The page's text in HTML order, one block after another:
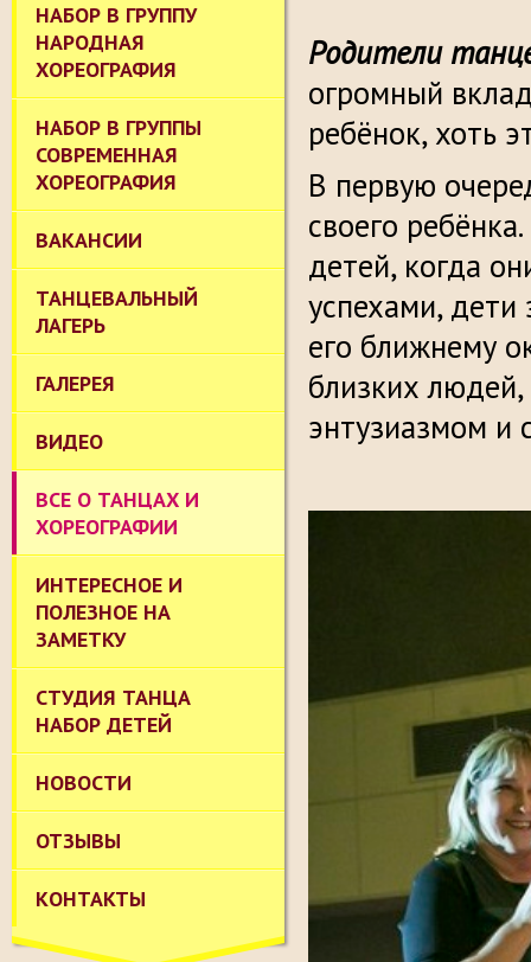
НАБОР В ГРУППУ
НАРОДНАЯ
ХОРЕОГРАФИЯ
НАБОР В ГРУППЫ
СОВРЕМЕННАЯ
ХОРЕОГРАФИЯ
ВАКАНСИИ
ТАНЦЕВАЛЬНЫЙ
ЛАГЕРЬ
ГАЛЕРЕЯ
ВИДЕО
ВСЕ О ТАНЦАХ И
ХОРЕОГРАФИИ
ИНТЕРЕСНОЕ И
ПОЛЕЗНОЕ НА
ЗАМЕТКУ
СТУДИЯ ТАНЦА
НАБОР ДЕТЕЙ
НОВОСТИ
ОТЗЫВЫ
КОНТАКТЫ
Родители
огромный
ребёнок, хоть
В первую
своего
детей, когда
успехами,
его ближнему
близких
энтузиазмом и